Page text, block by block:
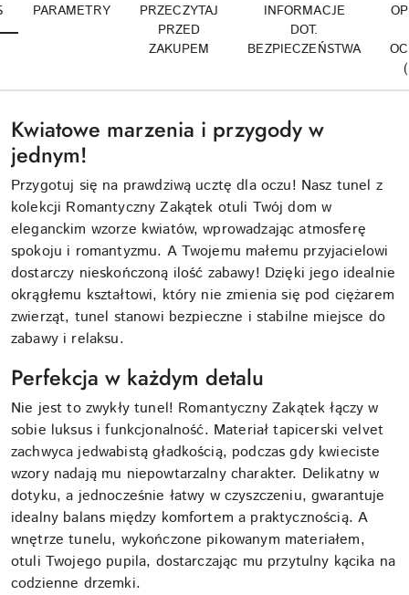
PARAMETRY
PRZECZYTAJ
PRZED
ZAKUPEM
INFORMACJE
DOT.
BEZPIECZEŃSTWA
Kwiatowe marzenia i przygody w
jednym!
Przygotuj się na prawdziwą ucztę dla oczu! Nasz tunel z
kolekcji Romantyczny Zakątek otuli Twój dom w
eleganckim wzorze kwiatów, wprowadzając atmosferę
spokoju i romantyzmu. A Twojemu małemu przyjacielowi
dostarczy nieskończoną ilość zabawy! Dzięki jego idealnie
okrągłemu kształtowi, który nie zmienia się pod ciężarem
zwierząt, tunel stanowi bezpieczne i stabilne miejsce do
zabawy i relaksu.
Perfekcja w każdym detalu
Nie jest to zwykły tunel! Romantyczny Zakątek łączy w
sobie luksus i funkcjonalność. Materiał tapicerski velvet
zachwyca jedwabistą gładkością, podczas gdy kwieciste
wzory nadają mu niepowtarzalny charakter. Delikatny w
dotyku, a jednocześnie łatwy w czyszczeniu, gwarantuje
idealny balans między komfortem a praktycznością. A
wnętrze tunelu, wykończone pikowanym materiałem,
otuli Twojego pupila, dostarczając mu przytulny kącika na
codzienne drzemki.